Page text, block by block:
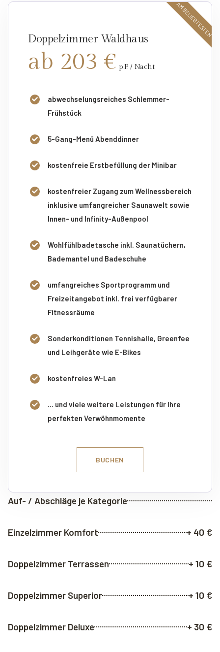
Doppelzimmer Waldhaus
ab 203 € p.P. / Nacht
abwechselungsreiches Schlemmer-
Frühstück
5-Gang-Menü Abenddinner
kostenfreie Erstbefüllung der Minibar
kostenfreier Zugang zum Wellnessbereich
inklusive umfangreicher Saunawelt sowie
Innen- und Infinity-Außenpool
Wohlfühlbadetasche inkl. Saunatüchern,
Bademantel und Badeschuhe
umfangreiches Sportprogramm und
Freizeitangebot inkl. frei verfügbarer
Fitnessräume
Sonderkonditionen Tennishalle, Greenfee
und Leihgeräte wie E-Bikes
kostenfreies W-Lan
... und viele weitere Leistungen für Ihre
perfekten Verwöhnmomente
AM BELIEBTESTEN
BUCHEN
Auf- / Abschläge je Kategorie
Einzelzimmer Komfort + 40 €
Doppelzimmer Terrassen + 10 €
Doppelzimmer Superior + 10 €
Doppelzimmer Deluxe + 30 €